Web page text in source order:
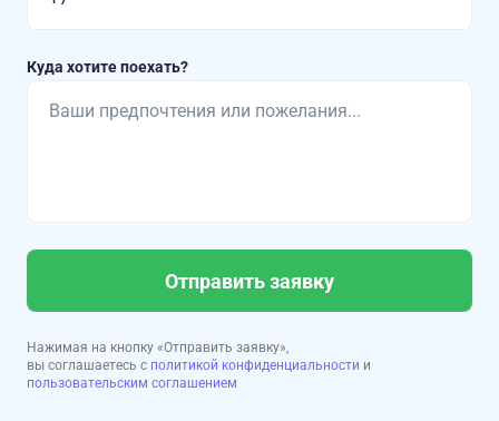
Куда хотите поехать?
Отправить заявку
Нажимая на кнопку «Отправить заявку»,
вы соглашаетесь с политикой конфиденциальности и
пользовательским соглашением